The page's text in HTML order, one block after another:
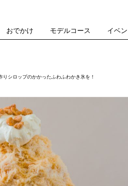
おでかけ モデルコース イベン
シロップのかかったふわふわかき氷を！